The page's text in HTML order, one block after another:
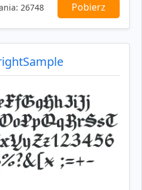
26748 Pobierz